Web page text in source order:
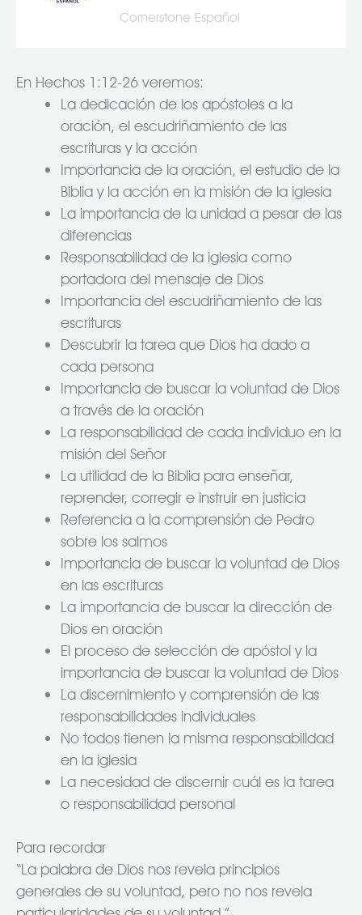
Cornerstone Español
En Hechos 1:12-26 veremos:
La dedicación de los apóstoles a la
oración, el escudriñamiento de las
escrituras y la acción
Importancia de la oración, el estudio de la
Biblia y la acción en la misión de la iglesia
La importancia de la unidad a pesar de las
diferencias
Responsabilidad de la iglesia como
portadora del mensaje de Dios
Importancia del escudriñamiento de las
escrituras
Descubrir la tarea que Dios ha dado a
cada persona
Importancia de buscar la voluntad de Dios
a través de la oración
La responsabilidad de cada individuo en la
misión del Señor
La utilidad de la Biblia para enseñar,
reprender, corregir e instruir en justicia
Referencia a la comprensión de Pedro
sobre los salmos
Importancia de buscar la voluntad de Dios
en las escrituras
La importancia de buscar la dirección de
Dios en oración
El proceso de selección de apóstol y la
importancia de buscar la voluntad de Dios
La discernimiento y comprensión de las
responsabilidades individuales
No todos tienen la misma responsabilidad
en la iglesia
La necesidad de discernir cuál es la tarea
o responsabilidad personal
Para recordar
“La palabra de Dios nos revela principios
generales de su voluntad, pero no nos revela